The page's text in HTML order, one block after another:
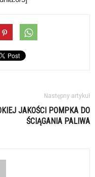
Następny artykuł
JAKOŚCI POMPKA DO
ŚCIĄGANIA PALIWA